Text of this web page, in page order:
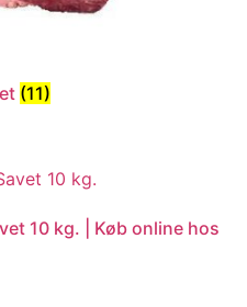
(11)
10 kg. | Køb online hos